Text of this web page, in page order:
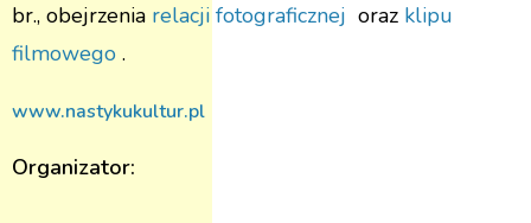
br., obejrzenia relacji fotograficznej oraz klipu
filmowego .
www.nastykukultur.pl
Organizator: